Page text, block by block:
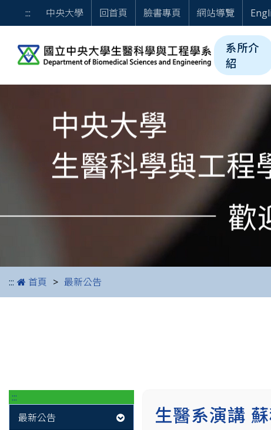
歡迎光臨 國立中央大學
::: 中央大學 回首頁 臉書專頁 網站導覽
系所介
紹
::: 首頁 最新公告
:::
最新公告
生醫系演講